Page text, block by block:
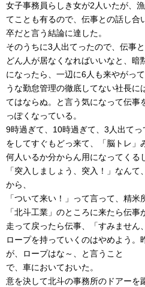
女子事務員らしき女が2人いたが、
てことも有るので、伝事との話し合
卒だと言う結論に達した。
そのうちに3人出てったので、伝事
どん人が居なくなればいいなと、
になったら、一辺に6人も来やがっ
うな勤怠管理の徹底してない社長に
てはならぬ。と言う気になって伝事
っぽくなっている。
9時過ぎて、10時過ぎて、3人出て
をしてすぐもどっ来て、「脳トレ」
何人いるか分からん用になってくる
「突入しましょう、突入！」なん
から、
「ついて来い！」って言って、精米
「北斗工業」のところに来たら伝事
走って戻ったら伝事、「すみません
ロープを持っていくのはやめよう。
が、ロープはな～、と言うこと
で、車においておいた。
意を決して北斗の事務所のドアーを